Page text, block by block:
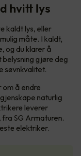
hvitt lys
kaldt lys, eller
måte. I kaldt,
og du klarer å
gjøre deg
søvnkvalitet.
om å endre
naturlig
leverer
fra SG Armaturen.
elektriker.